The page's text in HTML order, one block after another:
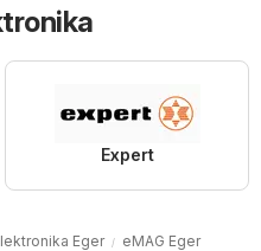
Expert
Eger eMAG Eger